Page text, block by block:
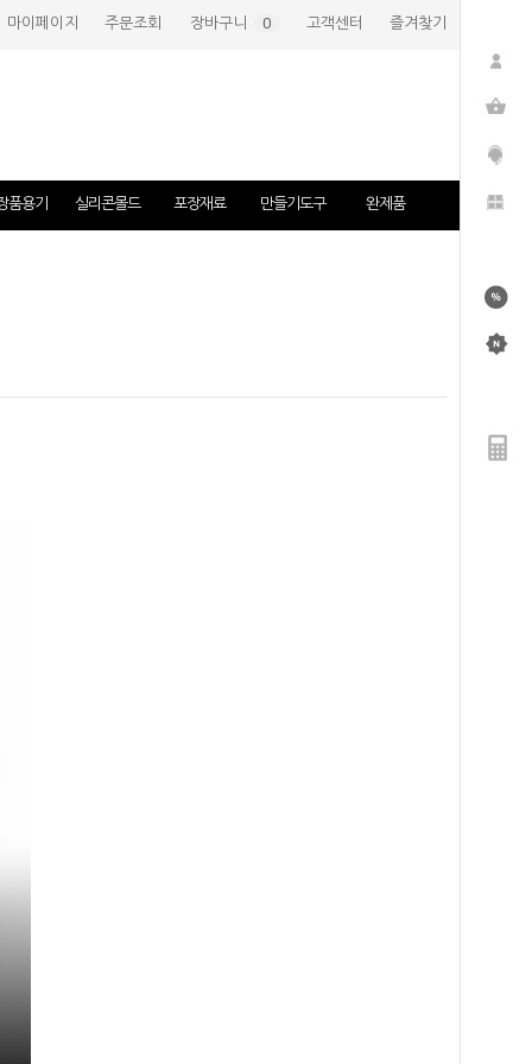
마이페이지 주문조회 장바구니 0 고객센터 즐겨찾기
품용기 실리콘몰드 포장재료 만들기도구 완제품